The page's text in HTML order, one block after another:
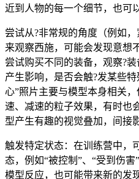
近到人物的每一个细节，也可
尝试从?非常规的角度（例如
来观察西施，可能会发现意想
尝试购买不同的装备，观察?
产生影响，是否会触?发某些
心”照片主要与模型本身相关
速、减速的粒子效果，有时也
型产生有趣的视觉叠加，间接
触发特定状态：在训练营中，
态，例如“被控制”、“受到伤
模型反应，也可能带来新的发现